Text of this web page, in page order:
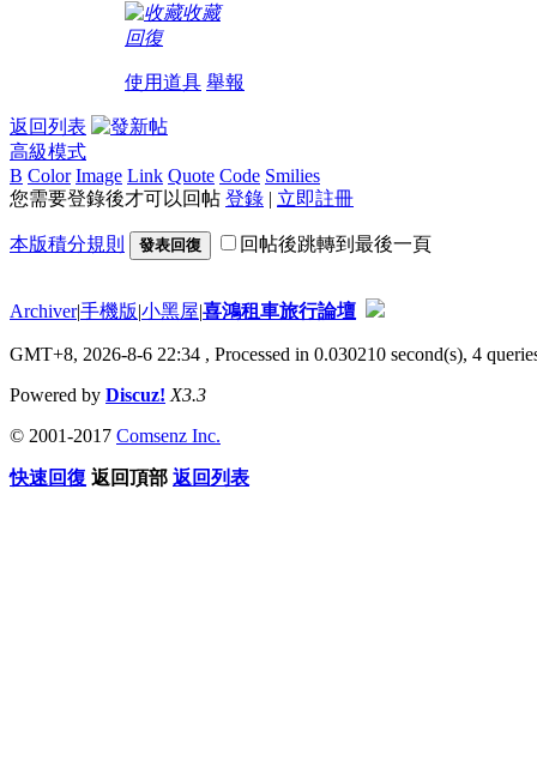
收藏
回復
使用道具 舉報
返回列表
高級模式
B Color Image Link Quote Code Smilies
您需要登錄後才可以回帖 登錄 | 立即註冊
本版積分規則 發表回復 回帖後跳轉到最後一頁
Archiver|手機版|小黑屋|喜鴻租車旅行論壇
GMT+8, 2026-8-6 22:34 , Processed in 0.030210 second(s), 4
Powered by Discuz! X3.3
© 2001-2017 Comsenz Inc.
快速回復 返回頂部 返回列表